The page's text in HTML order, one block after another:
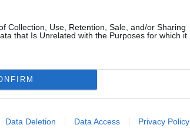
Collection, Use, Retention, Sale, and/or Sharing
that Is Unrelated with the Purposes for which it
Data Deletion Data Access Privacy Policy